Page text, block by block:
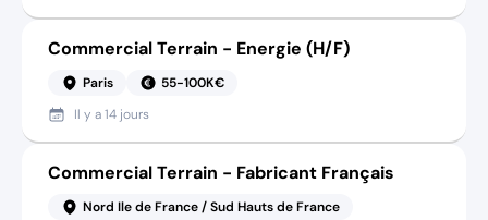
Commercial Terrain - Energie (H/F)
Paris
55-100K€
Il y a14 jours
Commercial Terrain - Fabricant Français
Nord Ile de France / Sud Hauts de France